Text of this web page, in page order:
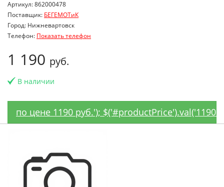
Артикул: 862000478
Поставщик: БЕГЕМОТиК
Город: Нижневартовск
Телефон: Показать телефон
1 190 руб.
В наличии
по цене 1190 руб.');